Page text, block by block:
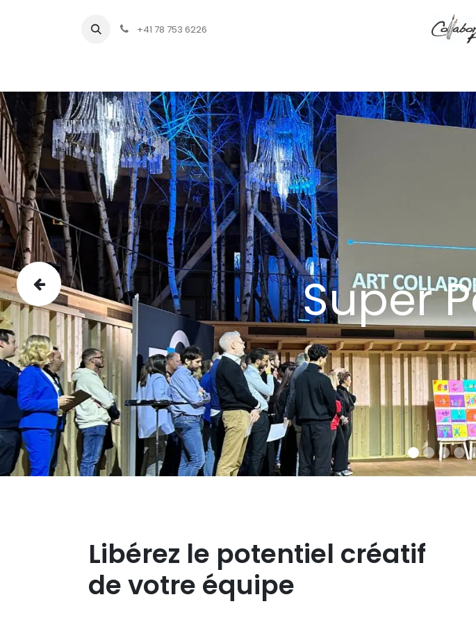
+41 78 753 6226
Super
Previous
Libérez le potentiel créatif
de votre équipe